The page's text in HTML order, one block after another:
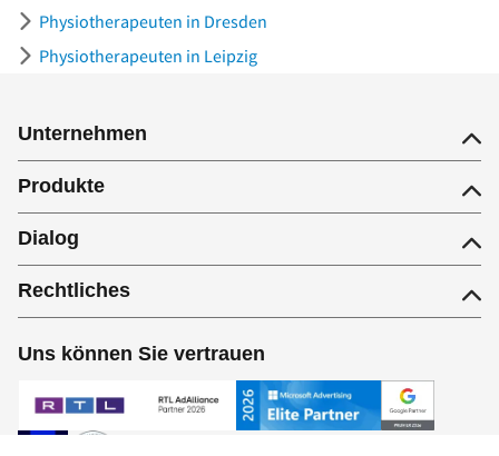
Physiotherapeuten in Dresden
Physiotherapeuten in Leipzig
Unternehmen
Produkte
Dialog
Rechtliches
Uns können Sie vertrauen